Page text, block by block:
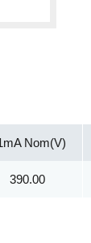
Nom(V)
390.00